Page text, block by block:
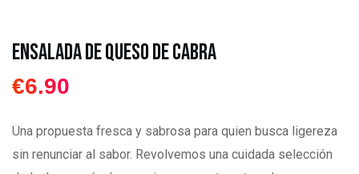
Ensalada de Queso de Cabra
€6.90
Una propuesta fresca y sabrosa para quien busca ligereza
sin renunciar al sabor. Revolvemos una cuidada selección